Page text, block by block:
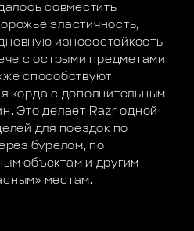
совместить
эластичность,
износостойкость
с острыми предметами.
способствуют
корда с дополнительным
Это делает Razr одной
для поездок по
бурелом, по
объектам и другим
местам.